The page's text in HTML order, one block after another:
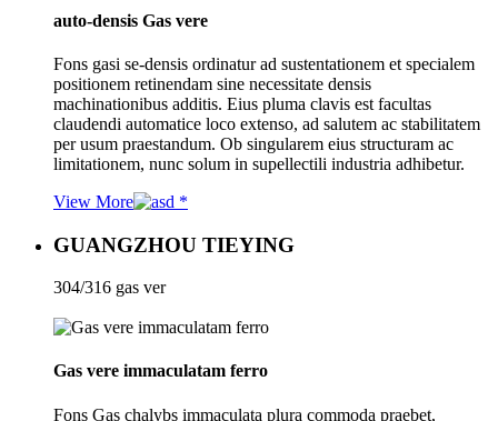
auto-densis Gas vere
Fons gasi se-densis ordinatur ad sustentationem et specialem
positionem retinendam sine necessitate densis
machinationibus additis. Eius pluma clavis est facultas
claudendi automatice loco extenso, ad salutem ac stabilitatem
per usum praestandum. Ob singularem eius structuram ac
limitationem, nunc solum in supellectili industria adhibetur.
View More
GUANGZHOU TIEYING
304/316 gas ver
Gas vere immaculatam ferro
Fons Gas chalybs immaculata plura commoda praebet,